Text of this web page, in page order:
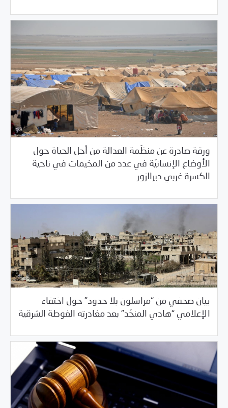
ورقة صادرة عن منظّمة العدالة من أجل الحياة حول
الأوضاع الإنسانيّة في عدد من المخيمات في ناحية
الكسرة غربي ديرالزور
03/26/2018 السلطة الخامسة/خبر بارز
بيان صحفي من “مراسلون بلا حدود” حول اختفاء
الإعلامي “هادي المنجّد” بعد مغادرته الغوطة الشرقية
03/23/2018 السلطة الخامسة/خبر بارز